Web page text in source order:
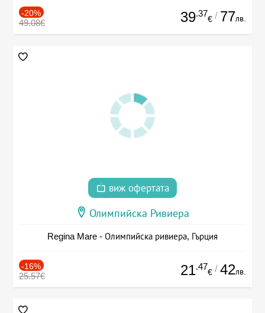
-20%
49.08€ 39.37
€ / 77лв.
виж офертата
Олимпийска Ривиера
Regina Mare - Олимпийска ривиера, Гърция
-16%
25.57€ 21.47
€ / 42лв.